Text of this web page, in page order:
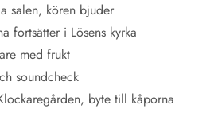
salen, kören bjuder
fortsätter i Lösens kyrka
med frukt
soundcheck
byte till kåporna